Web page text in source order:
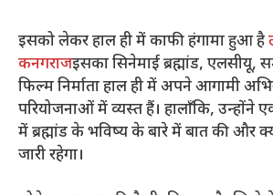
इसको लेकर हाल ही में काफी हंगामा हुआ है
कनगराजइसका सिनेमाई ब्रह्मांड, एलसीयू,
फिल्म निर्माता हाल ही में अपने आगामी
परियोजनाओं में व्यस्त हैं। हालाँकि, उन्होंने
में ब्रह्मांड के भविष्य के बारे में बात की और
जारी रहेगा।